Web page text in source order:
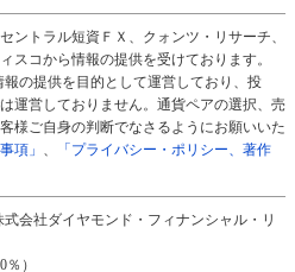
ントラル短資ＦＸ、クォンツ・リサーチ、
スコから情報の提供を受けております。
の提供を目的として運営しており、投
運営しておりません。通貨ペアの選択、売
様ご自身の判断でなさるようにお願いいた
項」 、
「プライバシー・ポリシー、著作
会社ダイヤモンド・フィナンシャル・リ
）